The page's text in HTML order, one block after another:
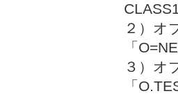
２）オ
「
３）オ
「